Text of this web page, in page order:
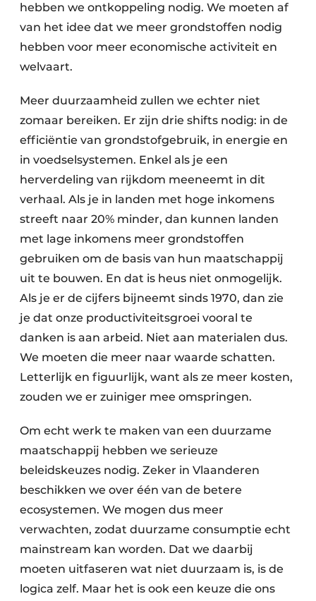
Kunststofafval
Metaalrecyclage
Papierafval
Textielrecyclage
hebben we ontkoppeling nodig. We moeten af
van het idee dat we meer grondstoffen nodig
hebben voor meer economische activiteit en
welvaart.
Meer duurzaamheid zullen we echter niet
zomaar bereiken. Er zijn drie shifts nodig: in de
efficiëntie van grondstofgebruik, in energie en
in voedselsystemen. Enkel als je een
herverdeling van rijkdom meeneemt in dit
verhaal. Als je in landen met hoge inkomens
streeft naar 20% minder, dan kunnen landen
met lage inkomens meer grondstoffen
gebruiken om de basis van hun maatschappij
uit te bouwen. En dat is heus niet onmogelijk.
Als je er de cijfers bijneemt sinds 1970, dan zie
je dat onze productiviteitsgroei vooral te
danken is aan arbeid. Niet aan materialen dus.
We moeten die meer naar waarde schatten.
Letterlijk en figuurlijk, want als ze meer kosten,
zouden we er zuiniger mee omspringen.
Om echt werk te maken van een duurzame
maatschappij hebben we serieuze
beleidskeuzes nodig. Zeker in Vlaanderen
beschikken we over één van de betere
ecosystemen. We mogen dus meer
verwachten, zodat duurzame consumptie echt
mainstream kan worden. Dat we daarbij
moeten uitfaseren wat niet duurzaam is, is de
logica zelf. Maar het is ook een keuze die ons